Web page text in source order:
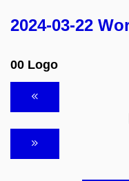
2024-03-22
00 Logo